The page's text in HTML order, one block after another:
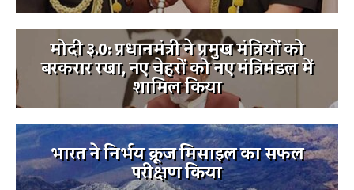
मोदी ३.0: प्रधानमंत्री ने प्रमुख मंत्रियों को
बरकरार रखा, नए चेहरों को नए मंत्रिमंडल में
शामिल किया
भारत ने निर्भय क्रूज मिसाइल का सफल
परीक्षण किया